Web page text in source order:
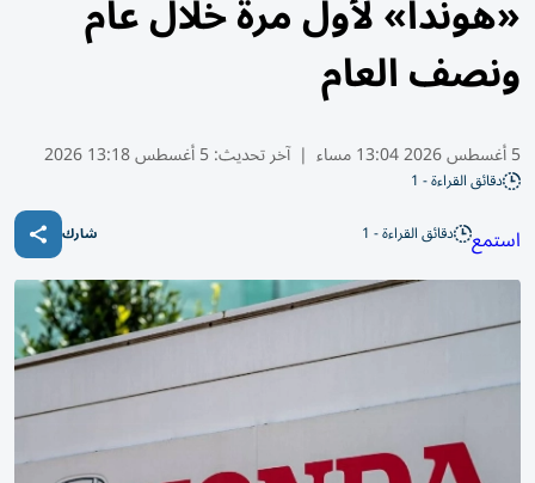
«هوندا» لأول مرة خلال عام
ونصف العام
5 أغسطس 2026 13:04 مساء | آخر تحديث:5 أغسطس 13:18 2026
دقائق القراءة - 1
استمع دقائق القراءة - 1 شارك